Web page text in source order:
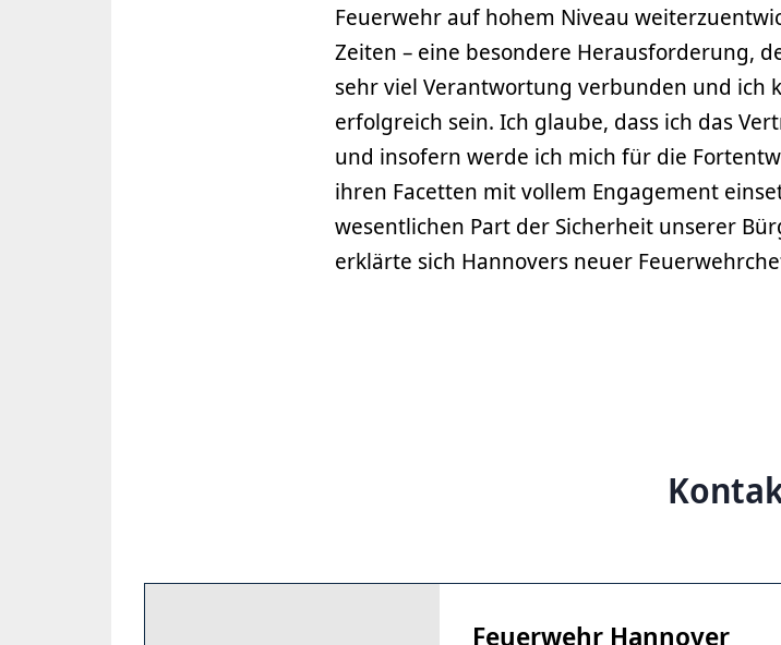
Feuerwehr auf hohem Niveau
Zeiten – eine besondere Herausforderung,
sehr viel Verantwortung verbunden und ich
erfolgreich sein. Ich glaube, dass ich das
und insofern werde ich mich für die
ihren Facetten mit vollem Engagement
wesentlichen Part der Sicherheit unserer
erklärte sich Hannovers neuer
Feuerwehr Hannover